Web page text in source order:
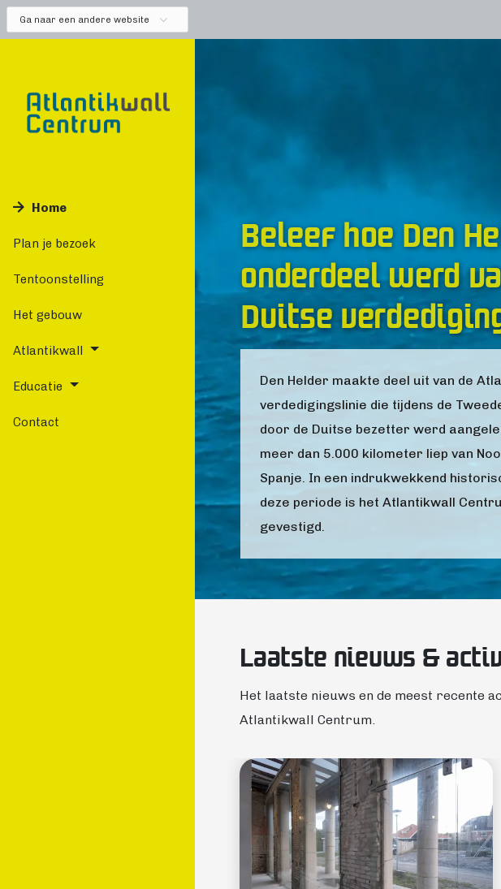
Ga naar een andere website
Home
Plan je bezoek
Tentoonstelling
Het gebouw
Atlantikwall
Educatie
Contact
Beleef hoe Den
onderdeel werd
Duitse
Den Helder maakte deel uit van de
verdedigingslinie die tijdens de
door de Duitse bezetter werd
meer dan 5.000 kilometer liep van
Spanje. In een indrukwekkend
deze periode is het Atlantikwall
gevestigd.
Laatste nieuws &
Het laatste nieuws en de meest recente
Atlantikwall Centrum.